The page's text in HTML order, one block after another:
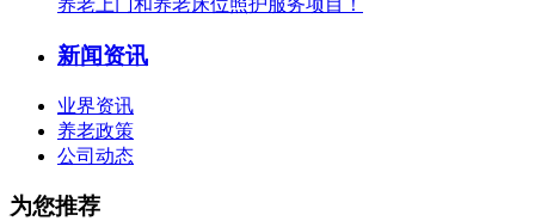
养老上门和养老床位照护服务项目！
新闻资讯
业界资讯
养老政策
公司动态
为您推荐